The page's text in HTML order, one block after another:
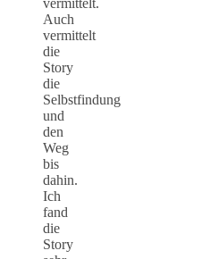
Auch
vermittelt
die
Story
die
Selbstfindung
und
den
Weg
bis
dahin.
Ich
fand
die
Story